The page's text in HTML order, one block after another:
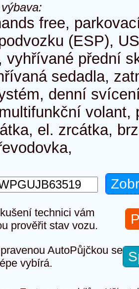
free,
(ESP),
vyhřívané přední
sedadla,
denní
volant,
el. zrcátka,
technici vám
prověřit stav vozu.
AutoPůjčkou se
vybírá.